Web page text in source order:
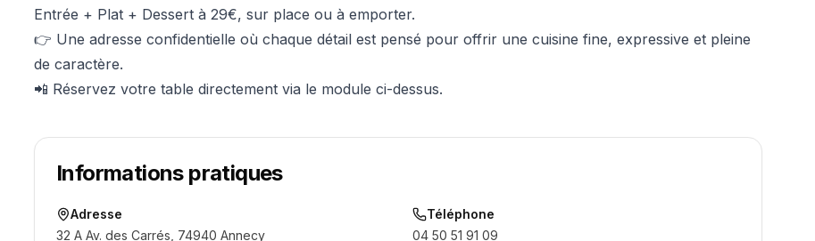
Entrée + Plat + Dessert à 29€, sur place ou à emporter.
👉 Une adresse confidentielle où chaque détail est pensé pour offrir une cuisine fine, expressive et pleine
de caractère.
📲 Réservez votre table directement via le module ci-dessus.
Informations pratiques
Adresse
32 A Av. des Carrés, 74940 Annecy
Téléphone
04 50 51 91 09